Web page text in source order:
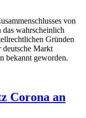
von
wahrscheinlich
Gründen
deutsche Markt
bekannt geworden.
Corona an